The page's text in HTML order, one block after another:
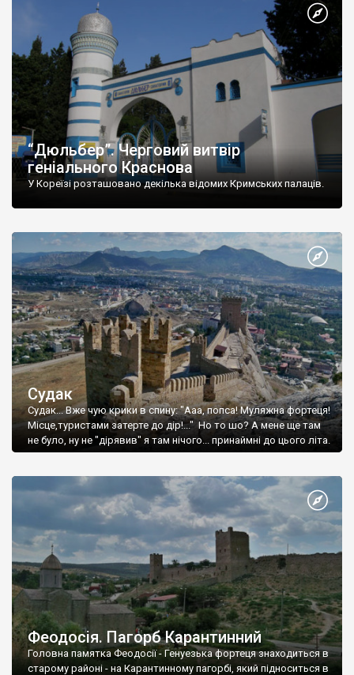
“Дюльбер”. Черговий витвір
геніального Краснова
У Кореїзі розташовано декілька відомих Кримських палаців.
Судак
Судак... Вже чую крики в спину: "Ааа, попса! Муляжна фортеця!
Місце,туристами затерте до дір!..." Но то шо? А мене ще там
не було, ну не "дірявив" я там нічого... принаймні до цього літа.
Феодосія. Пагорб Карантинний
Головна памятка Феодосії - Генуезька фортеця знаходиться в
старому районі - на Карантинному пагорбі, який підноситься в